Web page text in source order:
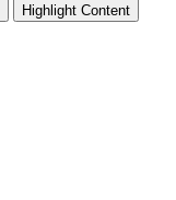
Highlight Content